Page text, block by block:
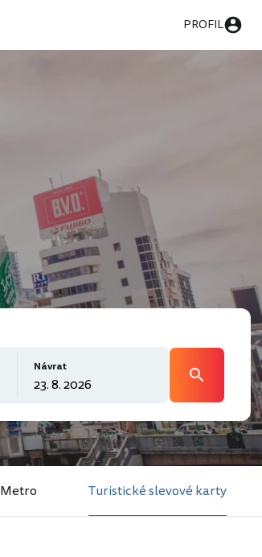
PROFIL
Návrat
Metro Turistické slevové karty